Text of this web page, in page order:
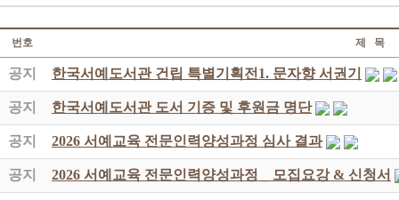
번호 제 목
공지 한국서예도서관 건립 특별기획전1. 문자향 서권기
공지 한국서예도서관 도서 기증 및 후원금 명단
공지 2026 서예교육 전문인력양성과정 심사 결과
공지 2026 서예교육 전문인력양성과정 _ 모집요강 & 신청서